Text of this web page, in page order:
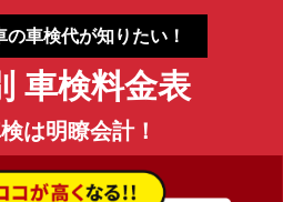
の車検代が知りたい！
車検料金表
は明瞭会計！